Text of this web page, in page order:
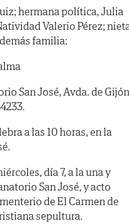
hermana política, Julia
Valerio Pérez;
familia:
San José, Avda. de
a las 10 horas, en la
día 7, a la una y
San José, y acto
de El Carmen de
sepultura.